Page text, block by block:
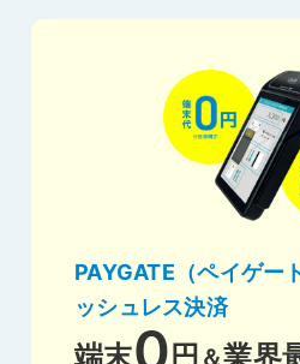
PAYGATE（ペイゲー
ッシュレス決済
端末 円 ＆業界